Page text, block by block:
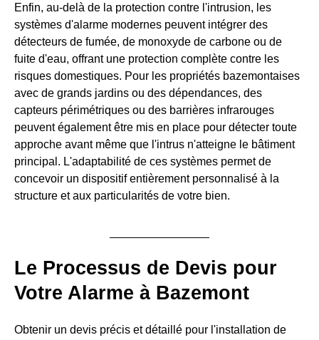
Enfin, au-delà de la protection contre l'intrusion, les
systèmes d'alarme modernes peuvent intégrer des
détecteurs de fumée, de monoxyde de carbone ou de
fuite d'eau, offrant une protection complète contre les
risques domestiques. Pour les propriétés bazemontaises
avec de grands jardins ou des dépendances, des
capteurs périmétriques ou des barrières infrarouges
peuvent également être mis en place pour détecter toute
approche avant même que l'intrus n'atteigne le bâtiment
principal. L'adaptabilité de ces systèmes permet de
concevoir un dispositif entièrement personnalisé à la
structure et aux particularités de votre bien.
Le Processus de Devis pour
Votre Alarme à Bazemont
Obtenir un devis précis et détaillé pour l'installation de